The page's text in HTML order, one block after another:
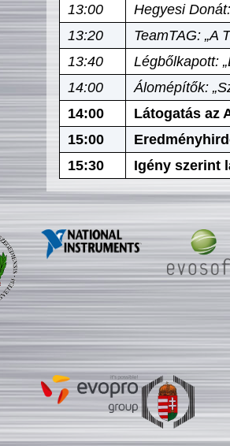
13:00
Hegyesi
13:20
TeamTAG: „A
13:40
Légbőlkapott:
14:00
Álomépítők:
14:00
Látogatás az
15:00
15:30
Igény szerint